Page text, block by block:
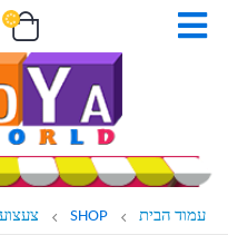
עמוד הבית SHOP